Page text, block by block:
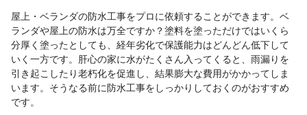
屋上・ベランダの防水工事をプロに依頼することができます。ベ
ランダや屋上の防水は万全ですか？塗料を塗っただけではいくら
分厚く塗ったとしても、経年劣化で保護能力はどんどん低下して
いく一方です。肝心の家に水がたくさん入ってくると、雨漏りを
引き起こしたり老朽化を促進し、結果膨大な費用がかかってしま
います。そうなる前に防水工事をしっかりしておくのがおすすめ
です。